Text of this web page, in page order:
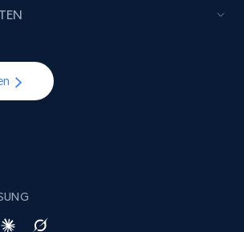
432+
Details type, Country code,